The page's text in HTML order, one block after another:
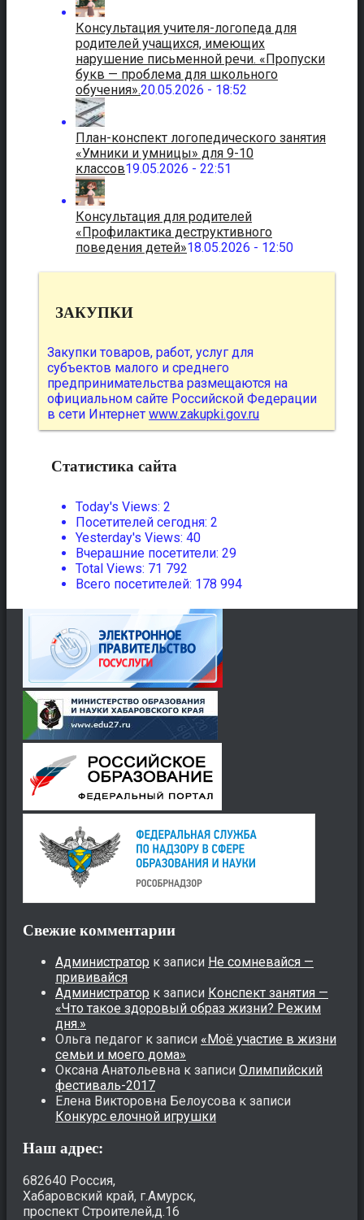
Консультация учителя-логопеда для
родителей учащихся, имеющих
нарушение письменной речи. «Пропуски
букв — проблема для школьного
обучения».20.05.2026 - 18:52
План-конспект логопедического занятия
«Умники и умницы» для 9-10
классов19.05.2026 - 22:51
Консультация для родителей
«Профилактика деструктивного
поведения детей»18.05.2026 - 12:50
ЗАКУПКИ
Закупки товаров, работ, услуг для
субъектов малого и среднего
предпринимательства размещаются на
официальном сайте Российской Федерации
в сети Интернет www.zakupki.gov.ru
Статистика сайта
Today's Views: 2
Посетителей сегодня: 2
Yesterday's Views: 40
Вчерашние посетители: 29
Total Views: 71 792
Всего посетителей: 178 994
Свежие комментарии
Администратор к записи Не сомневайся —
прививайся
Администратор к записи Конспект занятия —
«Что такое здоровый образ жизни? Режим
дня.»
Ольга педагог к записи «Моё участие в жизни
семьи и моего дома»
Оксана Анатольевна к записи Олимпийский
фестиваль-2017
Елена Викторовна Белоусова к записи
Конкурс елочной игрушки
Наш адрес:
682640 Россия,
Хабаровский край, г.Амурск,
проспект Строителей,д.16